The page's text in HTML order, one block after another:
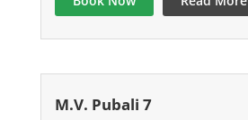
M.V. Pubali 7